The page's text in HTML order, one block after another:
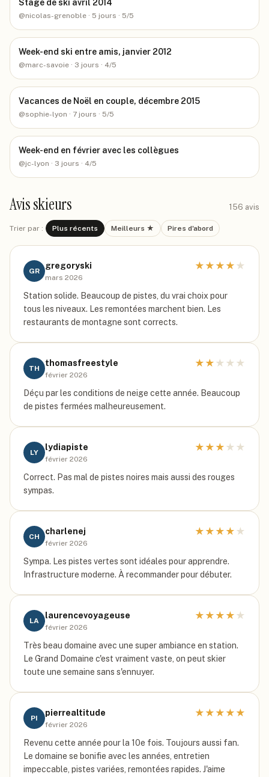
Stage de ski avril 2014
@nicolas-grenoble · 5 jours · 5/5
Week-end ski entre amis, janvier 2012
@marc-savoie · 3 jours · 4/5
Vacances de Noël en couple, décembre 2015
@sophie-lyon · 7 jours · 5/5
Week-end en février avec les collègues
@jc-lyon · 3 jours · 4/5
Avis skieurs 156 avis
Trier par : Plus récents Meilleurs ★ Pires d'abord
GR
gregoryski
mars 2026
★ ★ ★ ★ ★
Station solide. Beaucoup de pistes, du vrai choix pour
tous les niveaux. Les remontées marchent bien. Les
restaurants de montagne sont corrects.
TH
thomasfreestyle
février 2026
★ ★ ★ ★ ★
Déçu par les conditions de neige cette année. Beaucoup
de pistes fermées malheureusement.
LY
lydiapiste
février 2026
★ ★ ★ ★ ★
Correct. Pas mal de pistes noires mais aussi des rouges
sympas.
CH
charlenej
février 2026
★ ★ ★ ★ ★
Sympa. Les pistes vertes sont idéales pour apprendre.
Infrastructure moderne. À recommander pour débuter.
LA
laurencevoyageuse
février 2026
★ ★ ★ ★ ★
Très beau domaine avec une super ambiance en station.
Le Grand Domaine c'est vraiment vaste, on peut skier
toute une semaine sans s'ennuyer.
PI
pierrealtitude
février 2026
★ ★ ★ ★ ★
Revenu cette année pour la 10e fois. Toujours aussi fan.
Le domaine se bonifie avec les années, entretien
impeccable, pistes variées, remontées rapides. J'aime